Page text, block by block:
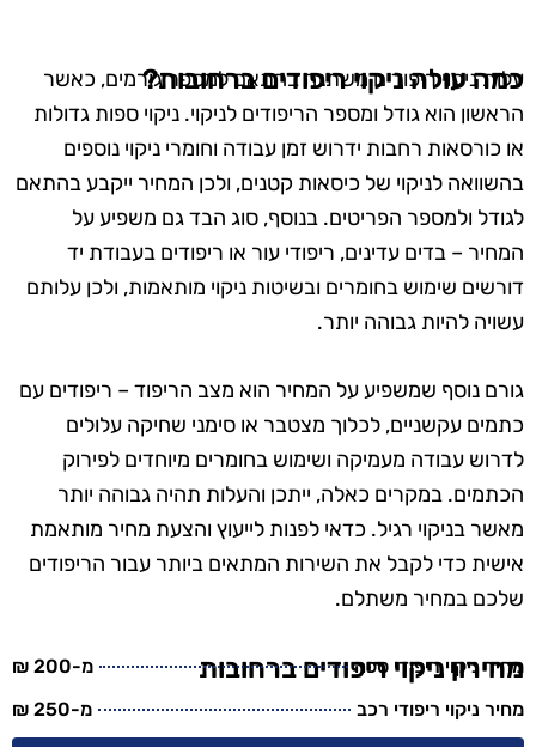
כמה עולה ניקוי ריפודים ברחובות?
עלות ניקוי ריפודים משתנה בהתאם למספר גורמים, כאשר
הראשון הוא גודל ומספר הריפודים לניקוי. ניקוי ספות גדולות
או כורסאות רחבות ידרוש זמן עבודה וחומרי ניקוי נוספים
בהשוואה לניקוי של כיסאות קטנים, ולכן המחיר ייקבע בהתאם
לגודל ולמספר הפריטים. בנוסף, סוג הבד גם משפיע על
המחיר – בדים עדינים, ריפודי עור או ריפודים בעבודת יד
דורשים שימוש בחומרים ובשיטות ניקוי מותאמות, ולכן עלותם
עשויה להיות גבוהה יותר.
גורם נוסף שמשפיע על המחיר הוא מצב הריפוד – ריפודים עם
כתמים עקשניים, לכלוך מצטבר או סימני שחיקה עלולים
לדרוש עבודה מעמיקה ושימוש בחומרים מיוחדים לפירוק
הכתמים. במקרים כאלה, ייתכן והעלות תהיה גבוהה יותר
מאשר בניקוי רגיל. כדאי לפנות לייעוץ והצעת מחיר מותאמת
אישית כדי לקבל את השירות המתאים ביותר עבור הריפודים
שלכם במחיר משתלם.
מחירון ניקוי ריפודים ברחובות
מחיר ניקוי ריפודי ספה
מ-200 ₪
מחיר ניקוי ריפודי רכב
מ-250 ₪